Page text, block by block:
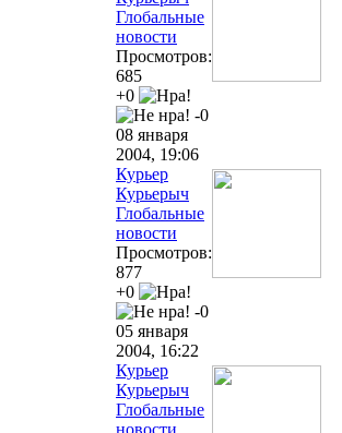
Глобальные
новости
Просмотров:
685
+0
-0
08 января
2004, 19:06
Курьер
Курьерыч
Глобальные
новости
Просмотров:
877
+0
-0
05 января
2004, 16:22
Курьер
Курьерыч
Глобальные
новости